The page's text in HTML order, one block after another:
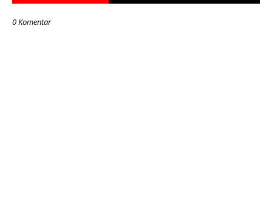
0 Komentar